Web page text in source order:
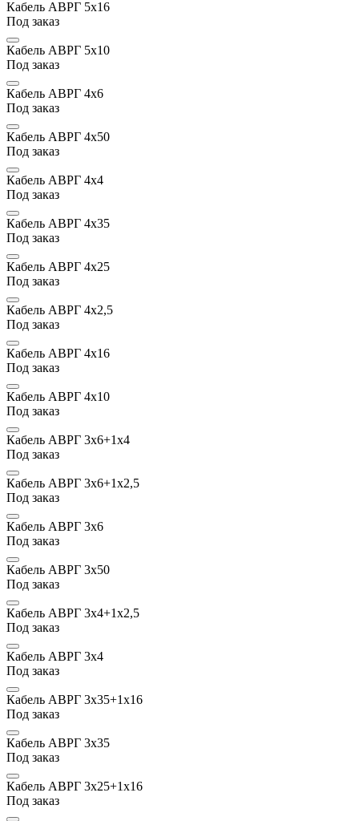
Кабель АВРГ 5х16
Под заказ
Кабель АВРГ 5х10
Под заказ
Кабель АВРГ 4х6
Под заказ
Кабель АВРГ 4х50
Под заказ
Кабель АВРГ 4х4
Под заказ
Кабель АВРГ 4х35
Под заказ
Кабель АВРГ 4х25
Под заказ
Кабель АВРГ 4х2,5
Под заказ
Кабель АВРГ 4х16
Под заказ
Кабель АВРГ 4х10
Под заказ
Кабель АВРГ 3х6+1х4
Под заказ
Кабель АВРГ 3х6+1х2,5
Под заказ
Кабель АВРГ 3х6
Под заказ
Кабель АВРГ 3х50
Под заказ
Кабель АВРГ 3х4+1х2,5
Под заказ
Кабель АВРГ 3х4
Под заказ
Кабель АВРГ 3х35+1х16
Под заказ
Кабель АВРГ 3х35
Под заказ
Кабель АВРГ 3х25+1х16
Под заказ